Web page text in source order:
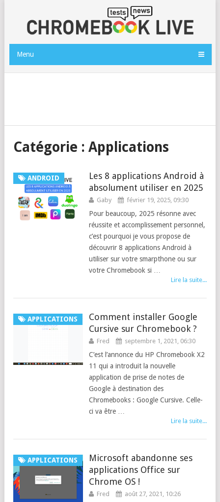
Menu
Catégorie : Applications
ANDROID
Les 8 applications Android à
absolument utiliser en 2025
Gaby février 19, 2025, 09:30
Pour beaucoup, 2025 résonne avec
réussite et accomplissement personnel,
c’est pourquoi je vous propose de
découvrir 8 applications Android à
utiliser sur votre smarpthone ou sur
votre Chromebook si …
Lire la suite...
APPLICATIONS
Comment installer Google
Cursive sur Chromebook ?
Fred septembre 1, 2021, 06:30
C’est l’annonce du HP Chromebook X2
11 qui a introduit la nouvelle
application de prise de notes de
Google à destination des
Chromebooks : Google Cursive. Celle-
ci va être …
Lire la suite...
APPLICATIONS
Microsoft abandonne ses
applications Office sur
Chrome OS !
Fred août 27, 2021, 10:26